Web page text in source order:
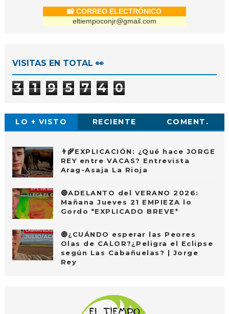
📸 CORREO ELECTRÓNICO
eltiempoconjr@gmail.com
VISITAS EN TOTAL 👀
3 1 9 5 7 4 0
LO + VISTO RECIENTE COMENT.
👨‍🌾EXPLICACIÓN: ¿Qué hace JORGE
REY entre VACAS? Entrevista
Arag-Asaja La Rioja
🔴ADELANTO del VERANO 2026:
Mañana Jueves 21 EMPIEZA lo
Gordo *EXPLICADO BREVE*
🔴¿CUÁNDO esperar las Peores
Olas de CALOR?¿Peligra el Eclipse
según Las Cabañuelas? | Jorge
Rey